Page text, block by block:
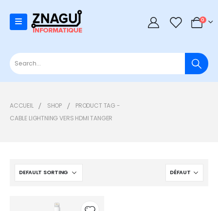
0 0
ACCUEIL SHOP
PRODUCT TAG -
CABLE LIGHTNING VERS HDMI TANGER